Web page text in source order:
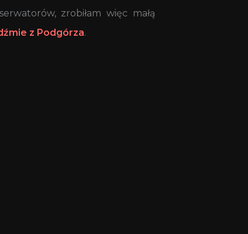
zrobiłam więc małą
z Podgórza.